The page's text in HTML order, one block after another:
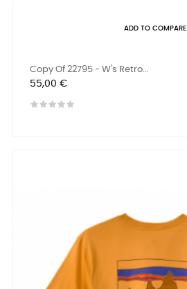
ADD TO COMPARE
Copy Of 22795 - W's Retro...
Preis
55,00 €